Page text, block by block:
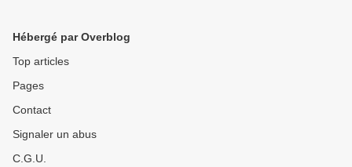
Hébergé par Overblog
Top articles
Pages
Contact
Signaler un abus
C.G.U.